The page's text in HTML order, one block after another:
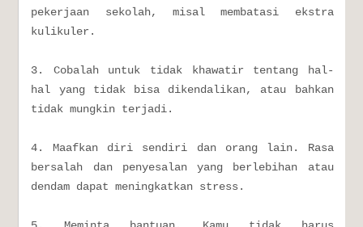
pekerjaan sekolah, misal membatasi ekstra
kulikuler.
3. Cobalah untuk tidak khawatir tentang hal-
hal yang tidak bisa dikendalikan, atau bahkan
tidak mungkin terjadi.
4. Maafkan diri sendiri dan orang lain. Rasa
bersalah dan penyesalan yang berlebihan atau
dendam dapat meningkatkan stress.